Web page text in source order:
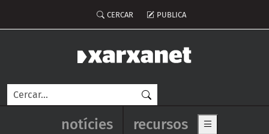
Menú del compte d'usuari
CERCAR PUBLICA
Cerca
Navegació principal de
notícies recursos Show main